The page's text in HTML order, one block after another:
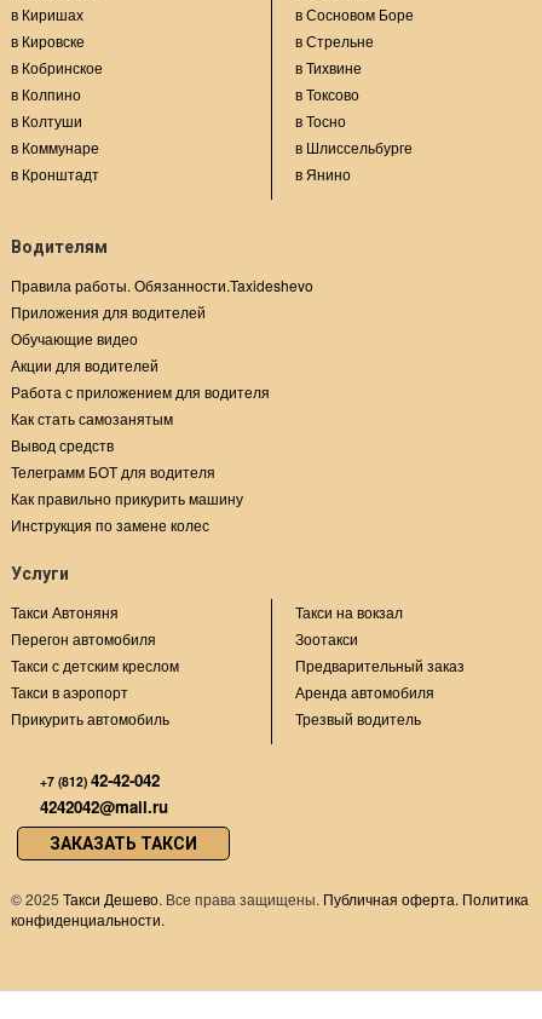
в Киришах
в Кировске
в Кобринское
в Колпино
в Колтуши
в Коммунаре
в Кронштадт
в Сосновом Боре
в Стрельне
в Тихвине
в Токсово
в Тосно
в Шлиссельбурге
в Янино
Водителям
Правила работы. Обязанности.Taxideshevo
Приложения для водителей
Обучающие видео
Акции для водителей
Работа с приложением для водителя
Как стать самозанятым
Вывод средств
Телеграмм БОТ для водителя
Как правильно прикурить машину
Инструкция по замене колес
Услуги
Такси Автоняня
Перегон автомобиля
Такси с детским креслом
Такси в аэропорт
Прикурить автомобиль
Такси на вокзал
Зоотакси
Предварительный заказ
Аренда автомобиля
Трезвый водитель
+7 (812) 42-42-042
4242042@mail.ru
ЗАКАЗАТЬ ТАКСИ
©2025 Такси Дешево. Все права защищены. Публичная оферта. Политика
конфиденциальности.